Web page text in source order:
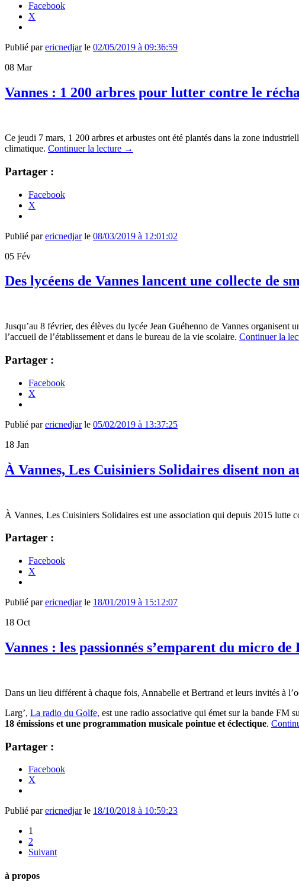
Facebook
X
Publié parericnedjarle 02/05/2019 à 09:36:59
08 Mar
Vannes : 1 200 arbres pour lutter contre le
Ce jeudi 7 mars, 1 200 arbres et arbustes ont été plantés dans la zone
climatique. Continuer la lecture →
Partager :
Facebook
X
Publié parericnedjarle 08/03/2019 à 12:01:02
05 Fév
Des lycéens de Vannes lancent une collecte de
Jusqu’au 8 février, des élèves du lycée Jean Guéhenno de Vannes
l’accueil de l’établissement et dans le bureau de la vie scolaire. Continuer la
Partager :
Facebook
X
Publié parericnedjarle 05/02/2019 à 13:37:25
18 Jan
À Vannes, Les Cuisiniers Solidaires disent non
À Vannes, Les Cuisiniers Solidaires est une association qui depuis 2015 lutte
Partager :
Facebook
X
Publié parericnedjarle 18/01/2019 à 15:12:07
18 Oct
Vannes : les passionnés s’emparent du micro
Dans un lieu différent à chaque fois, Annabelle et Bertrand et leurs invités à
Larg’, La radio du Golfe, est une radio associative qui émet sur la bande FM
18 émissions et une programmation musicale pointue et éclectique.
Partager :
Facebook
X
Publié parericnedjarle 18/10/2018 à 10:59:23
1
2
Suivant
à propos